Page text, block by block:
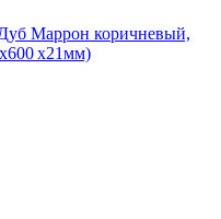
Маррон коричневый,
х21мм)